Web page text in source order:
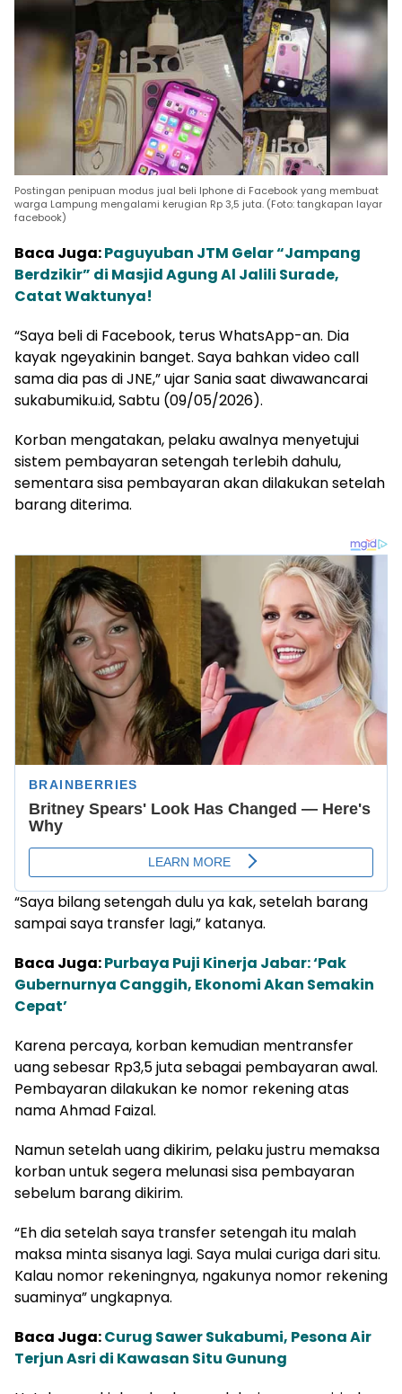
Postingan penipuan modus jual beli Iphone di Facebook yang membuat
warga Lampung mengalami kerugian Rp 3,5 juta. (Foto: tangkapan layar
facebook)
Baca Juga:Paguyuban JTM Gelar “Jampang
Berdzikir” di Masjid Agung Al Jalili Surade,
Catat Waktunya!
“Saya beli di Facebook, terus WhatsApp-an. Dia
kayak ngeyakinin banget. Saya bahkan video call
sama dia pas di JNE,” ujar Sania saat diwawancarai
sukabumiku.id, Sabtu (09/05/2026).
Korban mengatakan, pelaku awalnya menyetujui
sistem pembayaran setengah terlebih dahulu,
sementara sisa pembayaran akan dilakukan setelah
barang diterima.
“Saya bilang setengah dulu ya kak, setelah barang
sampai saya transfer lagi,” katanya.
Baca Juga:Purbaya Puji Kinerja Jabar: ‘Pak
Gubernurnya Canggih, Ekonomi Akan Semakin
Cepat’
Karena percaya, korban kemudian mentransfer
uang sebesar Rp3,5 juta sebagai pembayaran awal.
Pembayaran dilakukan ke nomor rekening atas
nama Ahmad Faizal.
Namun setelah uang dikirim, pelaku justru memaksa
korban untuk segera melunasi sisa pembayaran
sebelum barang dikirim.
“Eh dia setelah saya transfer setengah itu malah
maksa minta sisanya lagi. Saya mulai curiga dari situ.
Kalau nomor rekeningnya, ngakunya nomor rekening
suaminya” ungkapnya.
Baca Juga:Curug Sawer Sukabumi, Pesona Air
Terjun Asri di Kawasan Situ Gunung